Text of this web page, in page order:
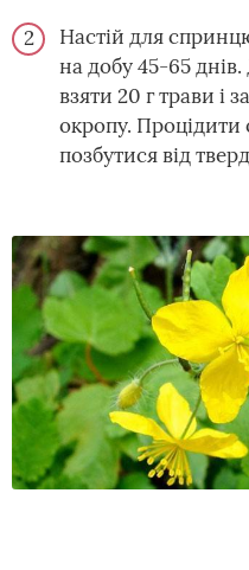
Настій для
на добу 45-65
взяти 20 г трави і
окропу.
позбутися від